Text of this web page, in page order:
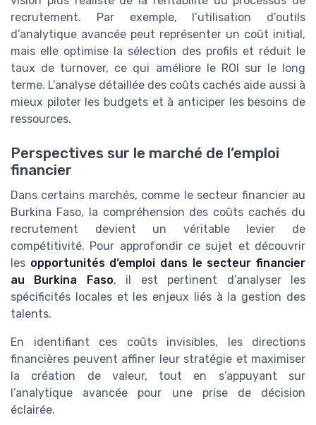
recrutement. Par exemple, l’utilisation d’outils
d’analytique avancée peut représenter un coût initial,
mais elle optimise la sélection des profils et réduit le
taux de turnover, ce qui améliore le ROI sur le long
terme. L’analyse détaillée des coûts cachés aide aussi à
mieux piloter les budgets et à anticiper les besoins de
ressources.
Perspectives sur le marché de l’emploi
financier
Dans certains marchés, comme le secteur financier au
Burkina Faso, la compréhension des coûts cachés du
recrutement devient un véritable levier de
compétitivité. Pour approfondir ce sujet et découvrir
les opportunités d’emploi dans le secteur financier
au Burkina Faso, il est pertinent d’analyser les
spécificités locales et les enjeux liés à la gestion des
talents.
En identifiant ces coûts invisibles, les directions
financières peuvent affiner leur stratégie et maximiser
la création de valeur, tout en s’appuyant sur
l’analytique avancée pour une prise de décision
éclairée.